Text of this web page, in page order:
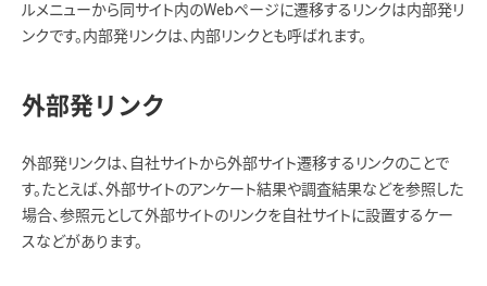
ルメニューから同サイト内のWebページに遷移するリンクは内部発リ
ンクです。内部発リンクは、内部リンクとも呼ばれます。
外部発リンク
外部発リンクは、自社サイトから外部サイト遷移するリンクのことで
す。たとえば、外部サイトのアンケート結果や調査結果などを参照した
場合、参照元として外部サイトのリンクを自社サイトに設置するケー
スなどがあります。